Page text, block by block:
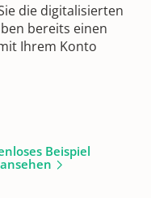
die digitalisierten
bereits einen
Ihrem Konto
Beispiel
ansehen